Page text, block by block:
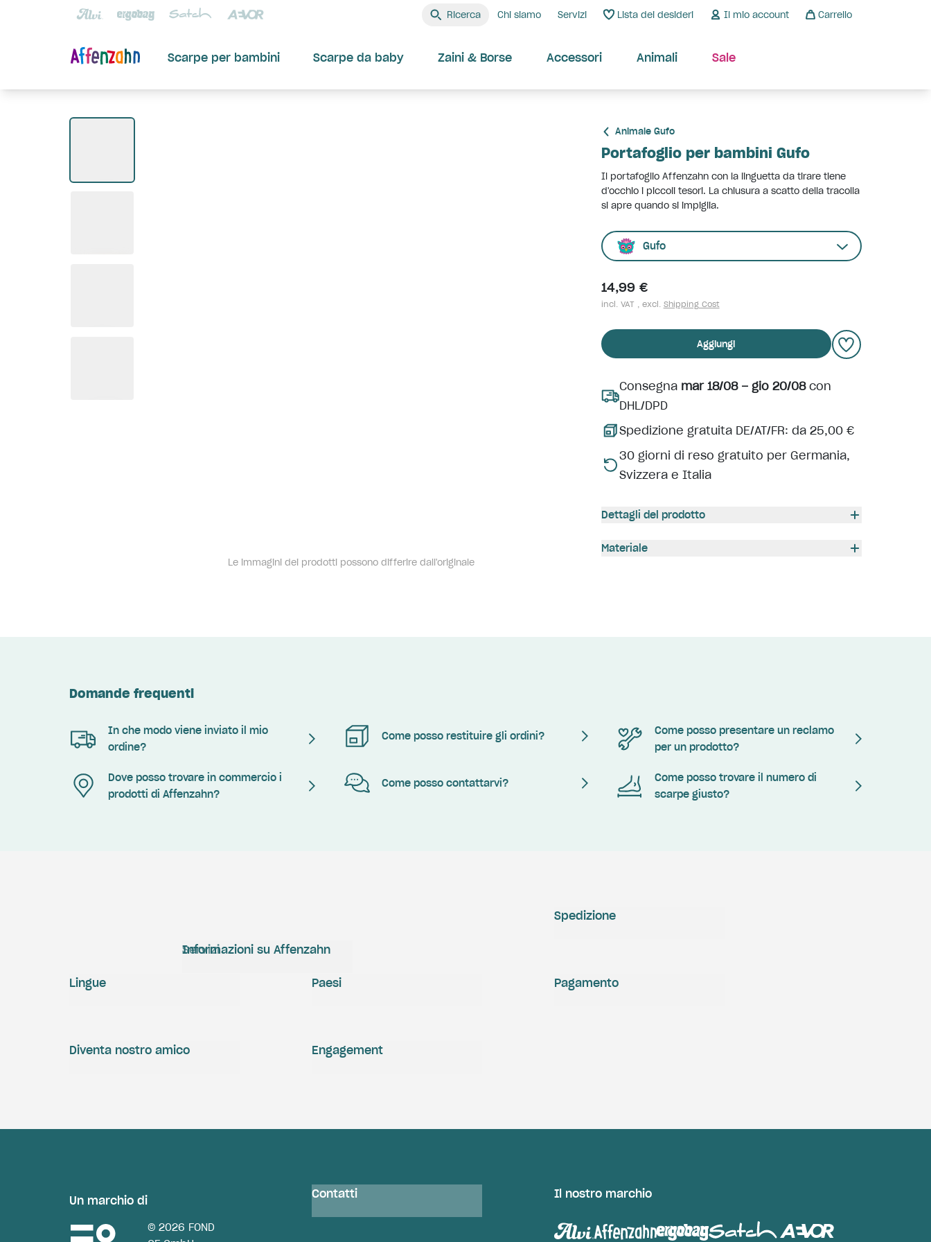
Ricerca Chi siamo Servizi Lista dei desideri Il mio account Carrello
Scarpe per bambini Scarpe da baby Zaini & Borse Accessori Animali Sale
Le immagini dei prodotti possono differire dall'originale
Animale Gufo
Portafoglio per bambini Gufo
Il portafoglio Affenzahn con la linguetta da tirare tiene
d'occhio i piccoli tesori. La chiusura a scatto della tracolla
si apre quando si impiglia.
Gufo
14,99 €
incl. VAT , excl. Shipping Cost
Aggiungi
Consegna mar 18/08 – gio 20/08con
DHL/DPD
Spedizione gratuita DE/AT/FR: da 25,00 €
30 giorni di reso gratuito per Germania,
Svizzera e Italia
Dettagli del prodotto
Materiale
Domande frequenti
In che modo viene inviato il mio
ordine?
Come posso restituire gli ordini?
Come posso presentare un reclamo
per un prodotto?
Dove posso trovare in commercio i
prodotti di Affenzahn?
Come posso contattarvi?
Come posso trovare il numero di
scarpe giusto?
Servizi
Informazioni su Affenzahn
Spedizione
Pagamento
Engagement
Diventa nostro amico
Lingue Paesi
Un marchio di
© 2026 FOND
Contatti Il nostro marchio